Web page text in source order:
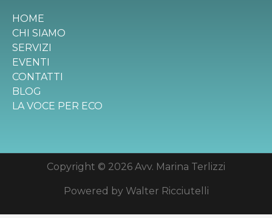
HOME
CHI SIAMO
SERVIZI
EVENTI
CONTATTI
BLOG
LA VOCE PER ECO
Copyright © 2026 Avv. Marina Terlizzi
Powered by Walter Ricciutelli